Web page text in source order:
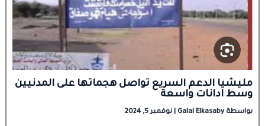
مليشيا الدعم السريع تواصل هجماتها على المدنيين
وسط ادانات واسعة
بواسطة Galal Elkasaby نوفمبر 5, 2024